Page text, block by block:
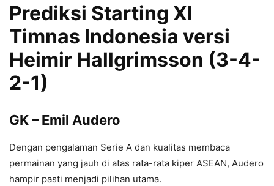
Prediksi Starting XI
Timnas Indonesia versi
Heimir Hallgrimsson (3-4-
2-1)
GK – Emil Audero
Dengan pengalaman Serie A dan kualitas membaca
permainan yang jauh di atas rata-rata kiper ASEAN, Audero
hampir pasti menjadi pilihan utama.